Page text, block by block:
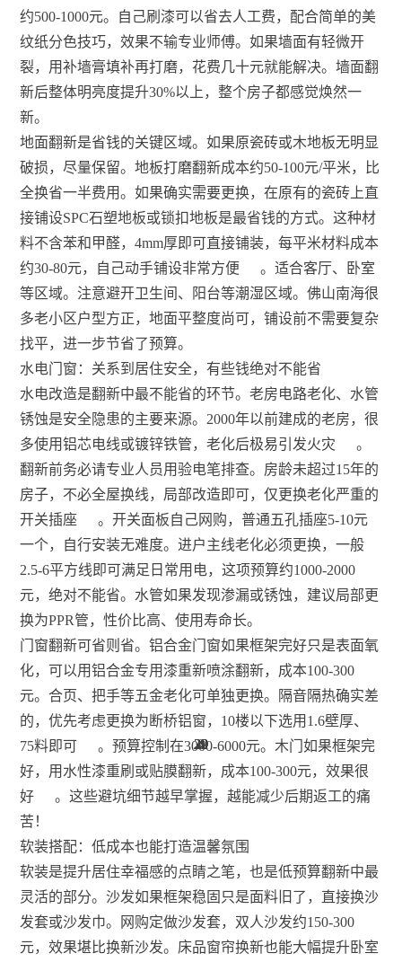
4
4
4
6
29
29
29
约500-1000元。自己刷漆可以省去人工费，配合简单的美
纹纸分色技巧，效果不输专业师傅。如果墙面有轻微开
裂，用补墙膏填补再打磨，花费几十元就能解决。墙面翻
新后整体明亮度提升30%以上，整个房子都感觉焕然一
新。
地面翻新是省钱的关键区域。如果原瓷砖或木地板无明显
破损，尽量保留。地板打磨翻新成本约50-100元/平米，比
全换省一半费用。如果确实需要更换，在原有的瓷砖上直
接铺设SPC石塑地板或锁扣地板是最省钱的方式。这种材
料不含苯和甲醛，4mm厚即可直接铺装，每平米材料成本
约30-80元，自己动手铺设非常方便
29
。适合客厅、卧室
等区域。注意避开卫生间、阳台等潮湿区域。佛山南海很
多老小区户型方正，地面平整度尚可，铺设前不需要复杂
找平，进一步节省了预算。
水电门窗：关系到居住安全，有些钱绝对不能省
水电改造是翻新中最不能省的环节。老房电路老化、水管
锈蚀是安全隐患的主要来源。2000年以前建成的老房，很
多使用铝芯电线或镀锌铁管，老化后极易引发火灾
32
。
翻新前务必请专业人员用验电笔排查。房龄未超过15年的
房子，不必全屋换线，局部改造即可，仅更换老化严重的
开关插座
29
。开关面板自己网购，普通五孔插座5-10元
一个，自行安装无难度。进户主线老化必须更换，一般
2.5-6平方线即可满足日常用电，这项预算约1000-2000
元，绝对不能省。水管如果发现渗漏或锈蚀，建议局部更
换为PPR管，性价比高、使用寿命长。
门窗翻新可省则省。铝合金门窗如果框架完好只是表面氧
化，可以用铝合金专用漆重新喷涂翻新，成本100-300
元。合页、把手等五金老化可单独更换。隔音隔热确实差
的，优先考虑更换为断桥铝窗，10楼以下选用1.6壁厚、
75料即可
29
。预算控制在3000-6000元。木门如果框架完
好，用水性漆重刷或贴膜翻新，成本100-300元，效果很
好
29
。这些避坑细节越早掌握，越能减少后期返工的痛
苦！
软装搭配：低成本也能打造温馨氛围
软装是提升居住幸福感的点睛之笔，也是低预算翻新中最
灵活的部分。沙发如果框架稳固只是面料旧了，直接换沙
发套或沙发巾。网购定做沙发套，双人沙发约150-300
元，效果堪比换新沙发。床品窗帘换新也能大幅提升卧室
29
29